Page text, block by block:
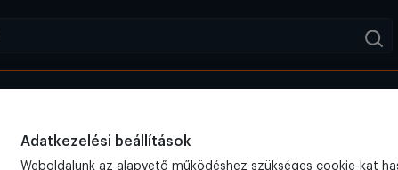
Kültéri LED lámpa Kültéri napelemes lámpa, kerti világítás
Adatkezelési beállítások
Weboldalunk az alapvető működéshez szükséges cookie-kat